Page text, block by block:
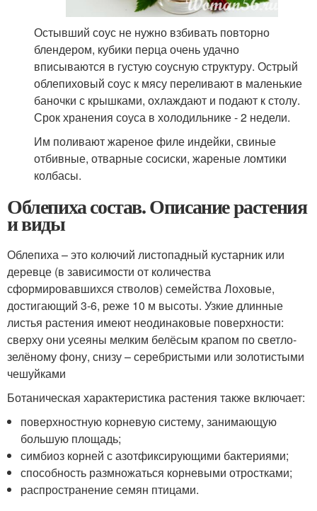
Остывший соус не нужно взбивать повторно
блендером, кубики перца очень удачно
вписываются в густую соусную структуру. Острый
облепиховый соус к мясу переливают в маленькие
баночки с крышками, охлаждают и подают к столу.
Срок хранения соуса в холодильнике - 2 недели.
Им поливают жареное филе индейки, свиные
отбивные, отварные сосиски, жареные ломтики
колбасы.
Облепиха состав. Описание растения
и виды
Облепиха – это колючий листопадный кустарник или
деревце (в зависимости от количества
сформировавшихся стволов) семейства Лоховые,
достигающий 3-6, реже 10 м высоты. Узкие длинные
листья растения имеют неодинаковые поверхности:
сверху они усеяны мелким белёсым крапом по светло-
зелёному фону, снизу – серебристыми или золотистыми
чешуйками
Ботаническая характеристика растения также включает:
поверхностную корневую систему, занимающую
большую площадь;
симбиоз корней с азотфиксирующими бактериями;
способность размножаться корневыми отростками;
распространение семян птицами.